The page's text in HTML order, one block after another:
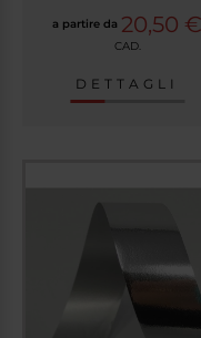
a partire da 20,50 €
CAD.
DETTAGLI